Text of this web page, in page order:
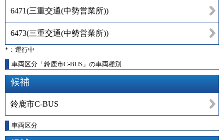
6471(三重交通(中勢営業所))
6473(三重交通(中勢営業所))
*：運行中
車両区分「鈴鹿市C-BUS」の車両種別
候補
鈴鹿市C-BUS
車両区分